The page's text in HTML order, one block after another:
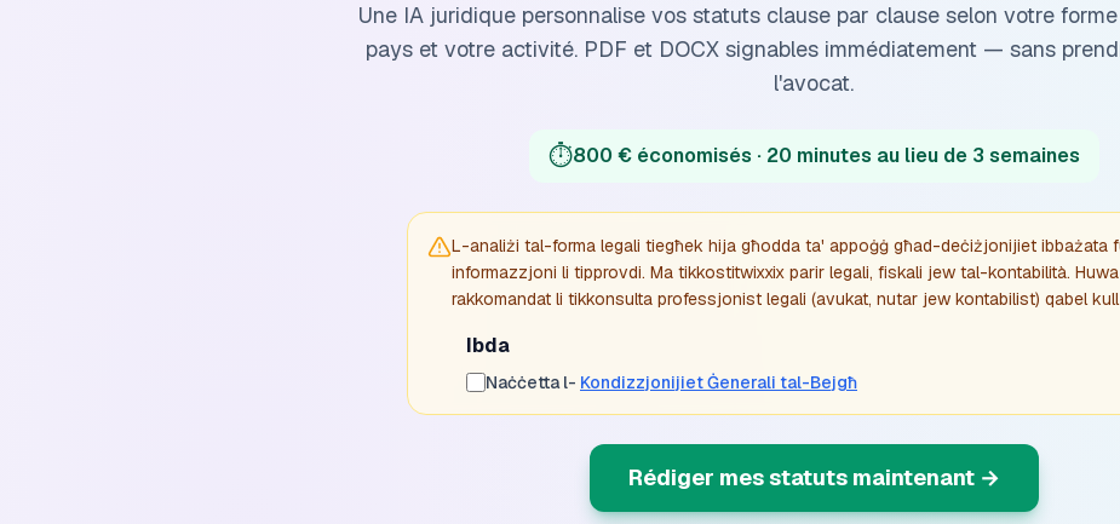
Une IA juridique personnalise vos statuts clause par clause selon votre
pays et votre activité. PDF et DOCX signables immédiatement — sans
l'avocat.
⏱️800 € économisés · 20 minutes au lieu de 3 semaines
L-analiżi tal-forma legali tiegħek hija għodda ta' appoġġ għad-deċiżjonijiet ibbażata
informazzjoni li tipprovdi. Ma tikkostitwixxix parir legali, fiskali jew tal-kontabilità. Huwa
rakkomandat li tikkonsulta professjonist legali (avukat, nutar jew kontabilist) qabel
Ibda
Naċċetta l- Kondizzjonijiet Ġenerali tal-Bejgħ
Rédiger mes statuts maintenant→